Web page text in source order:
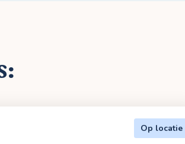
Op locatie